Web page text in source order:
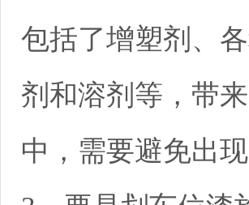
包括了增塑剂、
剂和溶剂等，带
中，需要避免出